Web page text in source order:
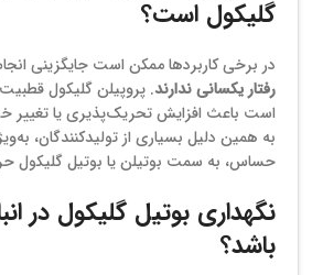
گلیکول است؟
در برخی کاربردها ممکن است جایگزینی
رفتار یکسانی ندارند. پروپیلن گلیکول
است باعث افزایش تحریک‌پذیری یا تغییر
به همین دلیل بسیاری از تولیدکنندگان،
حساس، به سمت بوتیلن یا بوتیل گلیکول
نگهداری بوتیل گلیکول در
باشد؟